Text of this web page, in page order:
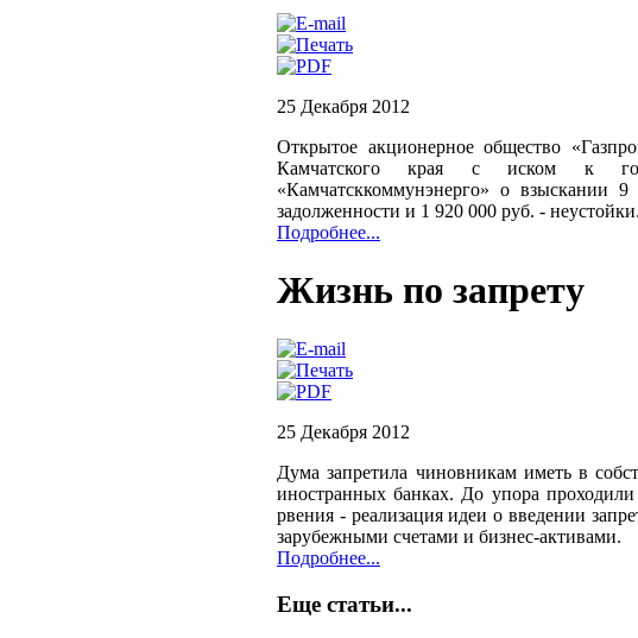
25 Декабря 2012
Открытое акционерное общество
Камчатского края с иском к
«Камчатсккоммунэнерго» о
задолженности и 1 920 000 руб. - неустойки.
Подробнее...
Жизнь по запрету
25 Декабря 2012
Дума запретила чиновникам иметь в
иностранных банках. До упора
рвения - реализация идеи о введении
зарубежными счетами и бизнес-активами.
Подробнее...
Еще статьи...